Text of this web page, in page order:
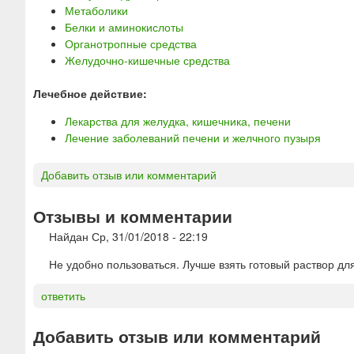
Метаболики
Белки и аминокислоты
Органотропные средства
Желудочно-кишечные средства
Лечебное действие:
Лекарства для желудка, кишечника, печени
Лечение заболеваний печени и желчного пузыря
Добавить отзыв или комментарий
Отзывы и комментарии
Найдан Ср, 31/01/2018 - 22:19
Не удобно пользоваться. Лучше взять готовый раствор
ответить
Добавить отзыв или комментарий